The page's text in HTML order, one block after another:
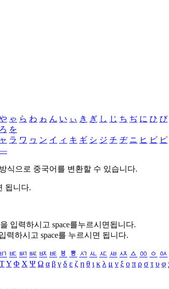
ゃ ら わ ゎ ん い ぃ き ぎ し じ ち ぢ に ひ び
ろ を
ャ ラ ワ ヮ ン イ ィ キ ギ シ ジ チ ヂ ニ ヒ ビ ピ
식으로 중국어를 변환할 수 있습니다.
됩니다.
을 입력하시고 space를누르시면됩니다.
력하시고 space를 누르시면 됩니다.
ㅲ ㅳ ㅴ ㅵ ㅶ ㅷ ㅸ ㅹ ㅺ ㅻ ㅼ ㅽ ㅾ ㅿ ㆀ ㆁ ㆂ
ΤΥ Φ Χ Ψ Ω α β γ δ ε ζ η θ ι κ λ μ ν ξ ο π ρ σ τ υ φ